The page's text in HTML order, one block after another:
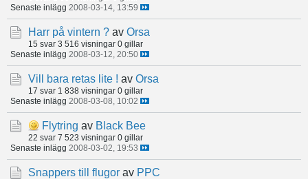
Senaste inlägg 2008-03-14, 13:59
Harr på vintern ? av Orsa
15 svar 3 516 visningar 0 gillar
Senaste inlägg 2008-03-12, 20:50
Vill bara retas lite ! av Orsa
17 svar 1 838 visningar 0 gillar
Senaste inlägg 2008-03-08, 10:02
Flytring av Black Bee
22 svar 7 523 visningar 0 gillar
Senaste inlägg 2008-03-02, 19:53
Snappers till flugor av PPC